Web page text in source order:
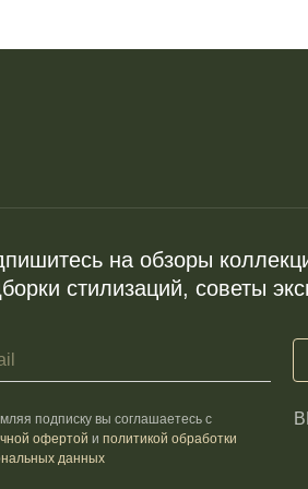
на обзоры
стилизаций, советы
подписку вы соглашаетесь с
офертой и политикой обработки
данных